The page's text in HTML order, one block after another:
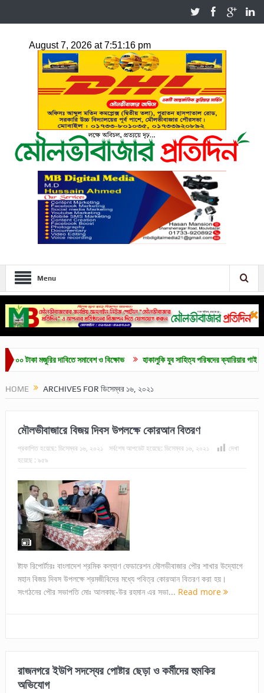
Menu
মজুরির দাবিতে সমাবেশ ও বিক্ষোভ হাকালুকি যুব সাহিত্য পরিষদের ক্যারিয়ার গাইডলাইন ও
HOME ARCHIVES FOR ডিসেম্বর ১৬, ২০২১
মৌলভীবাজারে বিজয় দিবস উপলক্ষে কোরআন বিতরণ
প্রকাশিত হয়েছে: ডিসেম্বর ১৬, ২০২১ সর্বশেষ আপডেট হয়েছে: ডিসেম্বর ১৬, ২০২১
দেখা
হয়েছে : ৯৫৯
ষ্টাফ রিপোর্টারঃ বাংলাদেশ শ্রমিক কল্যাণ ফেডারেশন মৌলভীবাজার পৌর শাখার উদ্যোগে
মহান বিজয় দিবস উপলক্ষে শ্রমজীবিদের মধ্যে পবিত্র কোরআন বিতরণ করা হয়।
সংগঠনের পৌর সভাপতি মোঃ আলকাছ-উর রহমান এর সভা... Read more
রাজনগরে ইউপি সদস্যের পোষ্টার ছেড়া ও কর্মীদের হুমকির
অভিযোগ